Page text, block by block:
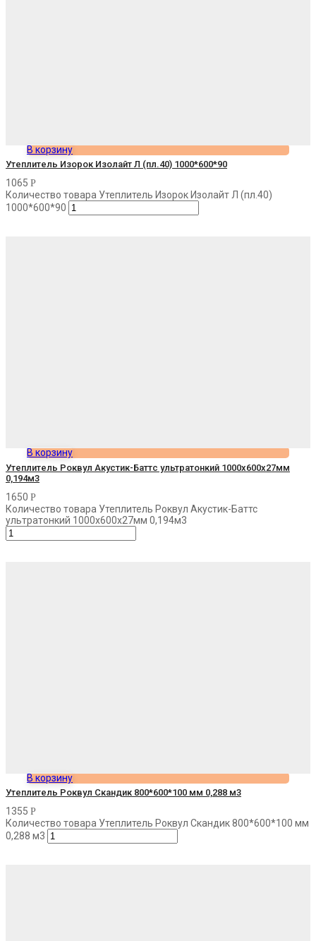
В корзину
Утеплитель Изорок Изолайт Л (пл.40) 1000*600*90
1065 Р
Количество товара Утеплитель Изорок Изолайт Л (пл.40)
1000*600*90
В корзину
Утеплитель Роквул Акустик-Баттс ультратонкий 1000х600х27мм
0,194м3
1650 Р
Количество товара Утеплитель Роквул Акустик-Баттс
ультратонкий 1000х600х27мм 0,194м3
В корзину
Утеплитель Роквул Скандик 800*600*100 мм 0,288 м3
1355 Р
Количество товара Утеплитель Роквул Скандик 800*600*100 мм
0,288 м3